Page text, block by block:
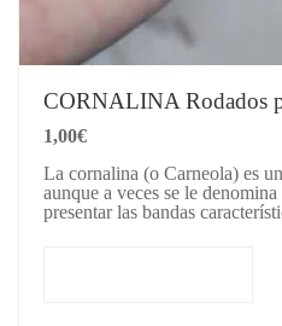
CORNALINA Rodados
1,00€
La cornalina (o Carneola) es
aunque a veces se le
presentar las bandas